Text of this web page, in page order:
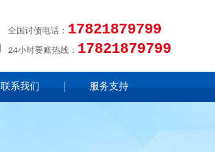
全国讨债电话： 17821879799
24小时要账热线： 17821879799
联系我们 服务支持